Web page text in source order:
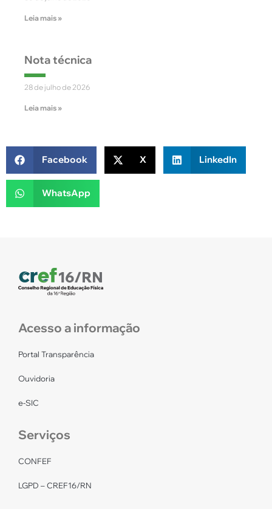
Leia mais »
Nota técnica
28 de julho de 2026
Leia mais »
Facebook X LinkedIn
WhatsApp
Acesso a informação
Portal Transparência
Ouvidoria
e-SIC
Serviços
CONFEF
LGPD – CREF16/RN